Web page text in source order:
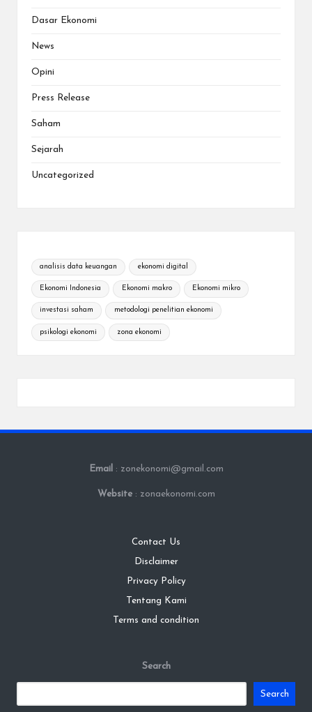
Dasar Ekonomi
News
Opini
Press Release
Saham
Sejarah
Uncategorized
analisis data keuangan ekonomi digital
Ekonomi Indonesia Ekonomi makro Ekonomi mikro
investasi saham metodologi penelitian ekonomi
psikologi ekonomi zona ekonomi
Email : zonekonomi@gmail.com
Website : zonaekonomi.com
Contact Us
Disclaimer
Privacy Policy
Tentang Kami
Terms and condition
Search
Search